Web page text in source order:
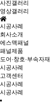
사진갤러리
영상갤러리
시공사례
회사소개
에스맥패널
패널제품
도어·창호·부속자재
시공사례
고객센터
시공사례
시공사례